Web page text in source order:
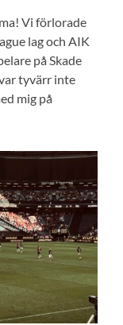
Vi förlorade
lag och AIK
på Skade
tyvärr inte
mig på